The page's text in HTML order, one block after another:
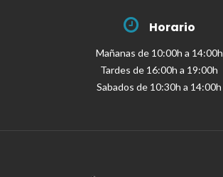
Horario
Mañanas de 10:00h a 14:00h
Tardes de 16:00h a 19:00h
Sabados de 10:30h a 14:00h